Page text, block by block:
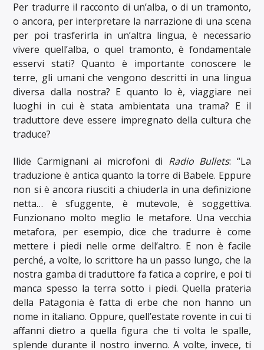
Per tradurre il racconto di un’alba, o di un tramonto,
o ancora, per interpretare la narrazione di una scena
per poi trasferirla in un’altra lingua, è necessario
vivere quell’alba, o quel tramonto, è fondamentale
esservi stati? Quanto è importante conoscere le
terre, gli umani che vengono descritti in una lingua
diversa dalla nostra? E quanto lo è, viaggiare nei
luoghi in cui è stata ambientata una trama? E il
traduttore deve essere impregnato della cultura che
traduce?
Ilide Carmignani ai microfoni di Radio Bullets: “La
traduzione è antica quanto la torre di Babele. Eppure
non si è ancora riusciti a chiuderla in una definizione
netta… è sfuggente, è mutevole, è soggettiva.
Funzionano molto meglio le metafore. Una vecchia
metafora, per esempio, dice che tradurre è come
mettere i piedi nelle orme dell’altro. E non è facile
perché, a volte, lo scrittore ha un passo lungo, che la
nostra gamba di traduttore fa fatica a coprire, e poi ti
manca spesso la terra sotto i piedi. Quella prateria
della Patagonia è fatta di erbe che non hanno un
nome in italiano. Oppure, quell’estate rovente in cui ti
affanni dietro a quella figura che ti volta le spalle,
splende durante il nostro inverno. A volte, invece, ti